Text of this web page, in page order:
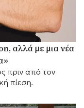
αλλά με μια νέα
πριν από τον
πίεση.